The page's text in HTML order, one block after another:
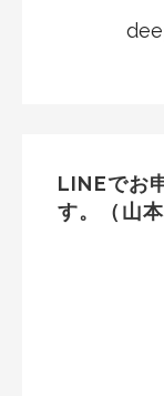
LINEでお
す。（山本